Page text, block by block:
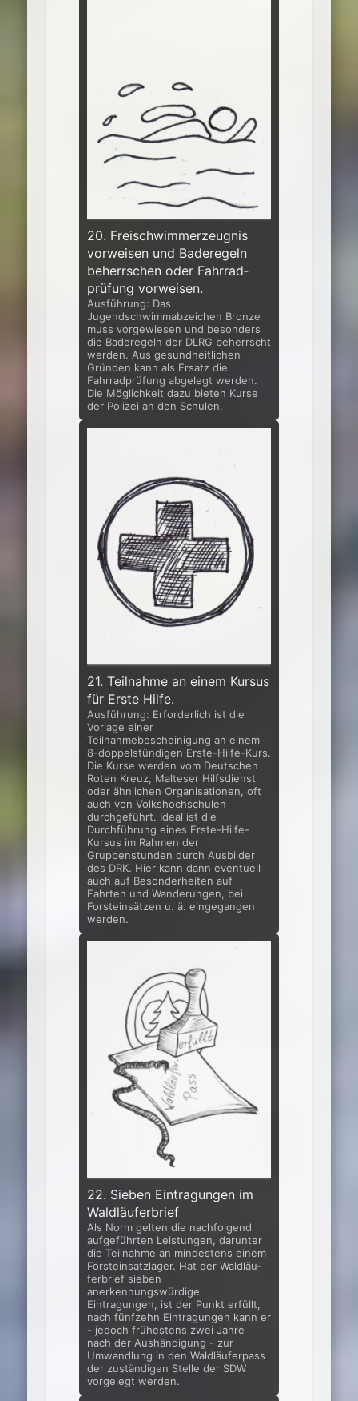
20. Freischwimmerzeugnis
vorweisen und Baderegeln
beherrschen oder Fahrrad­
prüfung vorweisen.
Ausführung: Das
Jugendschwimmabzeichen Bronze
muss vorgewiesen und besonders
die Baderegeln der DLRG beherrscht
werden. Aus gesundheitli­chen
Gründen kann als Ersatz die
Fahrradprüfung abgelegt werden.
Die Mög­lichkeit dazu bieten Kurse
der Polizei an den Schulen.
21. Teilnahme an einem Kursus
für Erste Hilfe.
Ausführung: Erforderlich ist die
Vorlage einer
Teilnahmebescheinigung an ei­nem
8-doppelstündigen Erste-Hilfe-Kurs.
Die Kurse werden vom Deutschen
Roten Kreuz, Malteser Hilfsdienst
oder ähnli­chen Organisationen, oft
auch von Volkshochschulen
durchgeführt. Ideal ist die
Durchführung eines Erste-Hilfe-
Kursus im Rahmen der
Gruppenstunden durch Ausbilder
des DRK. Hier kann dann eventuell
auch auf Besonderheiten auf
Fahrten und Wanderungen, bei
Forsteinsätzen u. ä. eingegangen
werden.
22. Sieben Eintragungen im
Waldläuferbrief
Als Norm gelten die nachfolgend
aufgeführten Leistungen, darun­ter
die Teilnahme an mindestens einem
Forsteinsatzlager. Hat der Waldläu­
ferbrief sieben
anerkennungswürdige
Eintragungen, ist der Punkt erfüllt,
nach fünfzehn Eintragungen kann er
- jedoch frühestens zwei Jahre
nach der Aus­händigung - zur
Umwandlung in den Waldläuferpass
der zuständigen Stelle der SDW
vorgelegt werden.